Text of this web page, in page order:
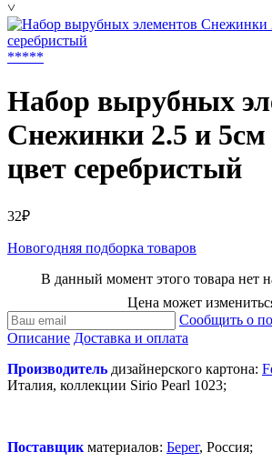
˅
*****
Набор вырубных
Снежинки 2.5 и
цвет серебристый
32₽
Новогодняя подборка товаров
В данный момент этого товара нет
Цена может
Сообщить о
Описание Доставка и оплата
Производитель дизайнерского картона:
Италия, коллекции Sirio Pearl 1023;
Поставщик материалов: Берег, Россия;